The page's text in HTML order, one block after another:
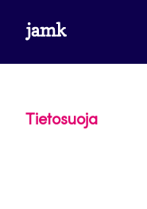
suoraan
sisältöön
www.jamk.fi
Tietosuoja